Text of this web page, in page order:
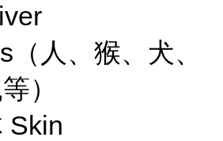
人、猴、犬、
）
Skin